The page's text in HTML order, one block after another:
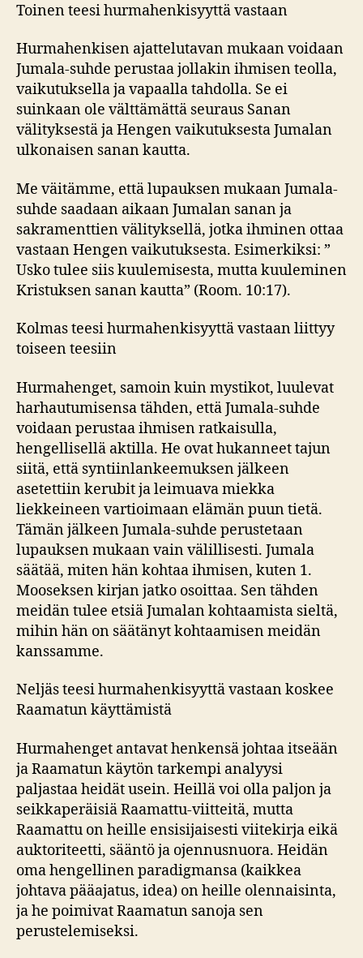
Toinen teesi hurmahenkisyyttä vastaan
Hurmahenkisen ajattelutavan mukaan voidaan
Jumala-suhde perustaa jollakin ihmisen teolla,
vaikutuksella ja vapaalla tahdolla. Se ei
suinkaan ole välttämättä seuraus Sanan
välityksestä ja Hengen vaikutuksesta Jumalan
ulkonaisen sanan kautta.
Me väitämme, että lupauksen mukaan Jumala-
suhde saadaan aikaan Jumalan sanan ja
sakramenttien välityksellä, jotka ihminen ottaa
vastaan Hengen vaikutuksesta. Esimerkiksi: ”
Usko tulee siis kuulemisesta, mutta kuuleminen
Kristuksen sanan kautta” (Room. 10:17).
Kolmas teesi hurmahenkisyyttä vastaan liittyy
toiseen teesiin
Hurmahenget, samoin kuin mystikot, luulevat
harhautumisensa tähden, että Jumala-suhde
voidaan perustaa ihmisen ratkaisulla,
hengellisellä aktilla. He ovat hukanneet tajun
siitä, että syntiinlankeemuksen jälkeen
asetettiin kerubit ja leimuava miekka
liekkeineen vartioimaan elämän puun tietä.
Tämän jälkeen Jumala-suhde perustetaan
lupauksen mukaan vain välillisesti. Jumala
säätää, miten hän kohtaa ihmisen, kuten 1.
Mooseksen kirjan jatko osoittaa. Sen tähden
meidän tulee etsiä Jumalan kohtaamista sieltä,
mihin hän on säätänyt kohtaamisen meidän
kanssamme.
Neljäs teesi hurmahenkisyyttä vastaan koskee
Raamatun käyttämistä
Hurmahenget antavat henkensä johtaa itseään
ja Raamatun käytön tarkempi analyysi
paljastaa heidät usein. Heillä voi olla paljon ja
seikkaperäisiä Raamattu-viitteitä, mutta
Raamattu on heille ensisijaisesti viitekirja eikä
auktoriteetti, sääntö ja ojennusnuora. Heidän
oma hengellinen paradigmansa (kaikkea
johtava pääajatus, idea) on heille olennaisinta,
ja he poimivat Raamatun sanoja sen
perustelemiseksi.